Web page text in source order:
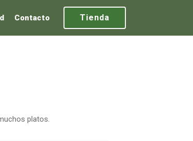
Tienda
Contacto
platos.